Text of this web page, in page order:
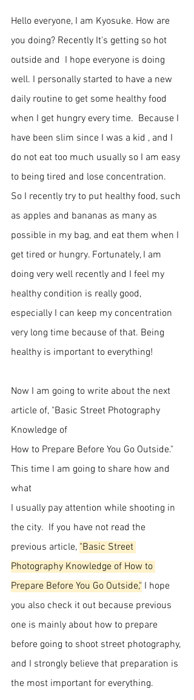
Hello everyone, I am Kyosuke. How are
you doing? Recently It's getting so hot
outside and  I hope everyone is doing
well. I personally started to have a new
daily routine to get some healthy food
when I get hungry every time.  Because I
have been slim since I was a kid , and I
do not eat too much usually so I am easy
to being tired and lose concentration.
So I recently try to put healthy food, such
as apples and bananas as many as
possible in my bag, and eat them when I
get tired or hungry. Fortunately, I am
doing very well recently and I feel my
healthy condition is really good,
especially I can keep my concentration
very long time because of that. Being
healthy is important to everything!
Now I am going to write about the next
article of, "Basic Street Photography
Knowledge of
How to Prepare Before You Go Outside."
This time I am going to share how and
what
I usually pay attention while shooting in
the city.  If you have not read the
previous article, "Basic Street
Photography Knowledge of How to
Prepare Before You Go Outside," I hope
you also check it out because previous
one is mainly about how to prepare
before going to shoot street photography,
and I strongly believe that preparation is
the most important for everything.